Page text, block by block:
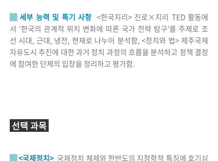
▒ 세부 능력 및 특기 사항 <한국지리> 진로×지리 TED 활동에
서 ‘한국의 관계적 위치 변화에 따른 국가 전략 탐구’를 주제로 조
선 시대, 근대, 냉전, 현재로 나누어 분석함, <정치와 법> 제주국제
자유도시 추진에 대한 과거 정치 과정의 흐름을 분석하고 정책 결정
에 참여한 단체의 입장을 정리하고 평가함.
선택 과목
▒ <국제정치>국제정치 체제와 한반도의 지정학적 특징에 호기심